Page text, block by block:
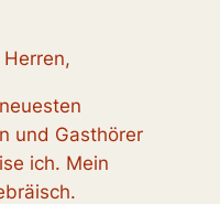
und Gasthörer
ich. Mein